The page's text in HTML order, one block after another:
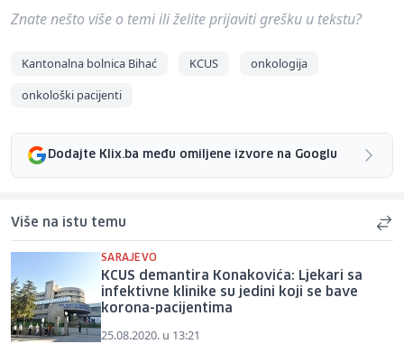
Znate nešto više o temi ili želite prijaviti grešku u tekstu?
Kantonalna bolnica Bihać KCUS
onkologija
onkološki pacijenti
Dodajte Klix.ba među omiljene izvore na Googlu
Više na istu temu
SARAJEVO
KCUS demantira Konakovića: Ljekari sa
infektivne klinike su jedini koji se bave
korona-pacijentima
25.08.2020. u 13:21